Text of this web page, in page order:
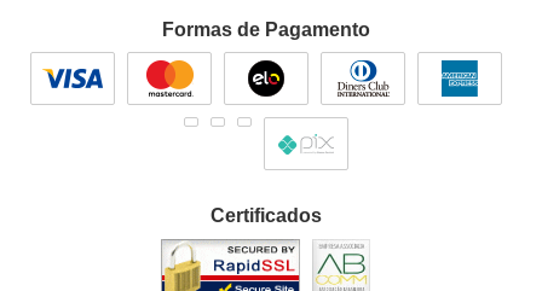
Formas de Pagamento
Certificados